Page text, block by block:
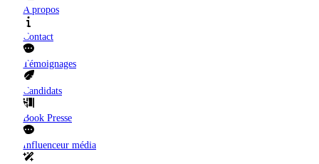
A propos
Contact
Témoignages
Candidats
Book Presse
Influenceur média